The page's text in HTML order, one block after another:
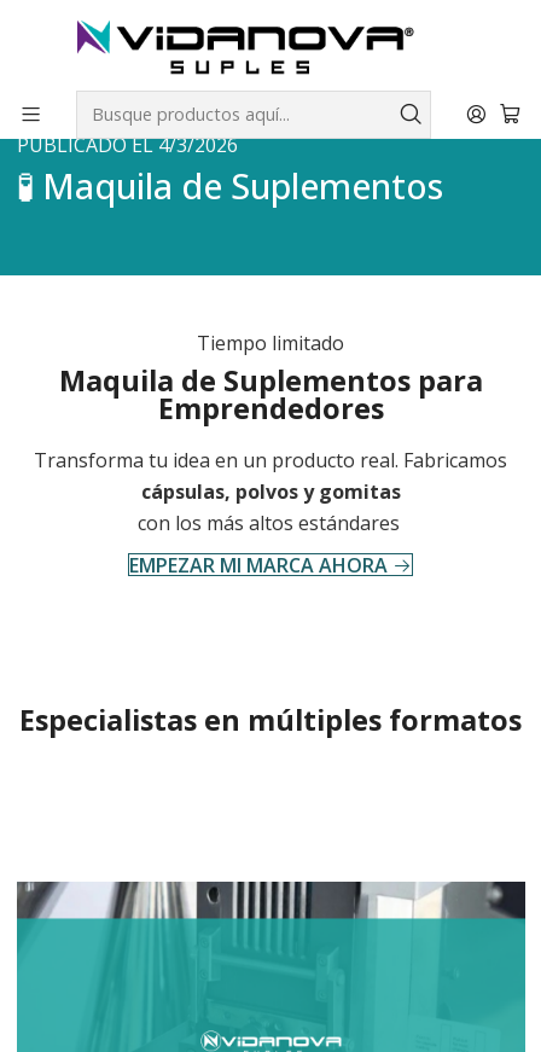
🧪 Maquila de Suplementos
PUBLICADO EL 4/3/2026
🧪 Maquila de Suplementos
Tiempo limitado
Maquila de Suplementos para
Emprendedores
Transforma tu idea en un producto real. Fabricamos
cápsulas, polvos y gomitas
con los más altos estándares
EMPEZAR MI MARCA AHORA
Especialistas en múltiples formatos